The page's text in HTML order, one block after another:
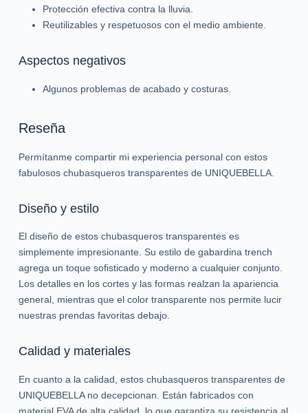
Protección efectiva contra la lluvia.
Reutilizables y respetuosos con el medio ambiente.
Aspectos negativos
Algunos problemas de acabado y costuras.
Reseña
Permítanme compartir mi experiencia personal con estos
fabulosos chubasqueros transparentes de UNIQUEBELLA.
Diseño y estilo
El diseño de estos chubasqueros transparentes es
simplemente impresionante. Su estilo de gabardina trench
agrega un toque sofisticado y moderno a cualquier conjunto.
Los detalles en los cortes y las formas realzan la apariencia
general, mientras que el color transparente nos permite lucir
nuestras prendas favoritas debajo.
Calidad y materiales
En cuanto a la calidad, estos chubasqueros transparentes de
UNIQUEBELLA no decepcionan. Están fabricados con
material EVA de alta calidad, lo que garantiza su resistencia al